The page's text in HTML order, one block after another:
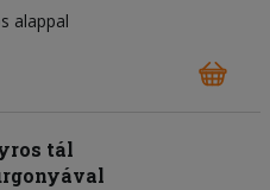
alappal
tál